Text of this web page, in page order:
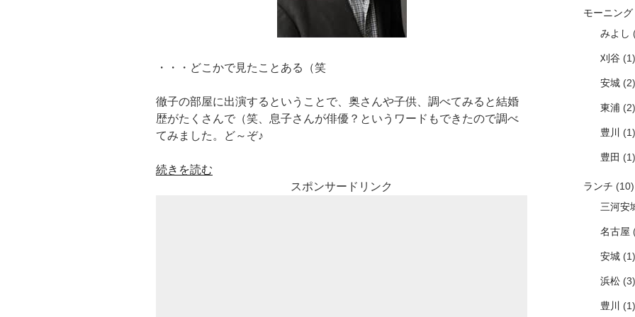
・・・どこかで見たことある（笑
徹子の部屋に出演するということで、奥さんや子供、調べてみると結婚
歴がたくさんで（笑、息子さんが俳優？というワードもできたので調べ
てみました。ど～ぞ♪
“小
続きを読む
スポンサードリンク
モーニング
みよし
刈谷(1)
安城(2)
東浦 (2)
豊川 (1)
豊田 (1)
ランチ (10)
三河安
名古屋
安城(1)
浜松(3)
豊川 (1)